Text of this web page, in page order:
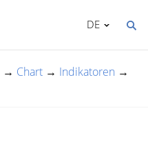
DE
→ Chart → Indikatoren →